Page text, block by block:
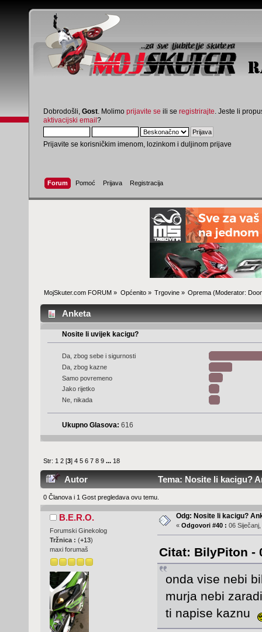
Dobrodošli, Gost . Molimo prijavite se ili se registrirajte . Jeste li
aktivacijski email?
Prijavite se korisničkim imenom, lozinkom i duljinom prijave
Forum Pomoć Prijava Registracija
MojSkuter.com FORUM » Općenito» Trgovine» Oprema (Moderator:
Anketa
Nosite li uvijek kacigu?
Da, zbog sebe i sigurnosti
Da, zbog kazne
Samo povremeno
Jako rijetko
Ne, nikada
Ukupno Glasova: 616
Str: 1 2 [3]4 5 6 7 8 9 ... 18
Autor Tema: Nosite li kacigu?
0 Članova i 1 Gost pregledava ovu temu.
B.E.R.O.
Forumski Ginekolog
Tržnica : (+13)
maxi forumaš
Odg: Nosite li kacigu?
« Odgovori #40 : 06
Citat: BilyPiton -
onda vise nebi
murja nebi
ti napise kaznu